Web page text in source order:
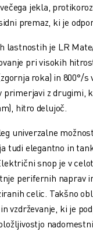
ROBOSHOT
RAZVOJ
ROBOSHOT
ROBOSHOT-A
EDM
EROZIJO EDM
ROBOCUT
TOVARNE
REŠITVE ZA
» FANUC PORTAL
jekla,
premaz, ki je
lastnostih je LR
pri visokih
roka) in 800°/s
primerjavi z drugimi,
hitro delujoč.
univerzalne
tudi elegantno in
snop je v
perifernih naprav
celic. Takšno
vzdrževanje, ki je